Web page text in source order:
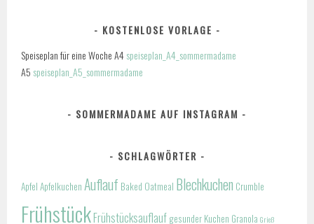
KOSTENLOSE VORLAGE
Speiseplan für eine Woche A4speiseplan_A4_sommermadame
A5 speiseplan_A5_sommermadame
SOMMERMADAME AUF INSTAGRAM
SCHLAGWÖRTER
Apfel Apfelkuchen Auflauf Baked Oatmeal Blechkuchen Crumble
FrühstückFrühstücksauflauf gesunder Kuchen Granola Grieß